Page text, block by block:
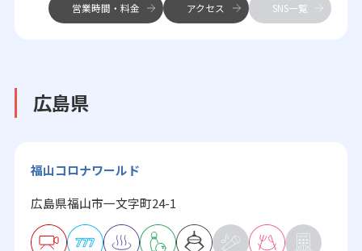
営業時間・料金 アクセス SNS一覧
広島県
福山コロナワールド
広島県福山市一文字町24-1